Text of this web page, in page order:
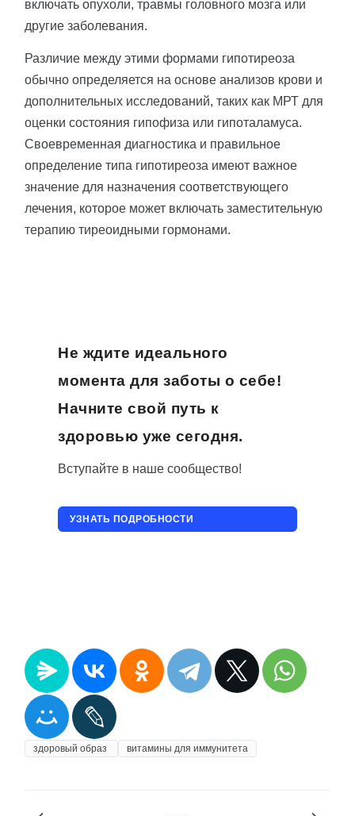
включать опухоли, травмы головного мозга или
другие заболевания.
Различие между этими формами гипотиреоза
обычно определяется на основе анализов крови и
дополнительных исследований, таких как МРТ для
оценки состояния гипофиза или гипоталамуса.
Своевременная диагностика и правильное
определение типа гипотиреоза имеют важное
значение для назначения соответствующего
лечения, которое может включать заместительную
терапию тиреоидными гормонами.
Не ждите идеального
момента для заботы о себе!
Начните свой путь к
здоровью уже сегодня.
Вступайте в наше сообщество!
УЗНАТЬ ПОДРОБНОСТИ
здоровый образ витамины для иммунитета